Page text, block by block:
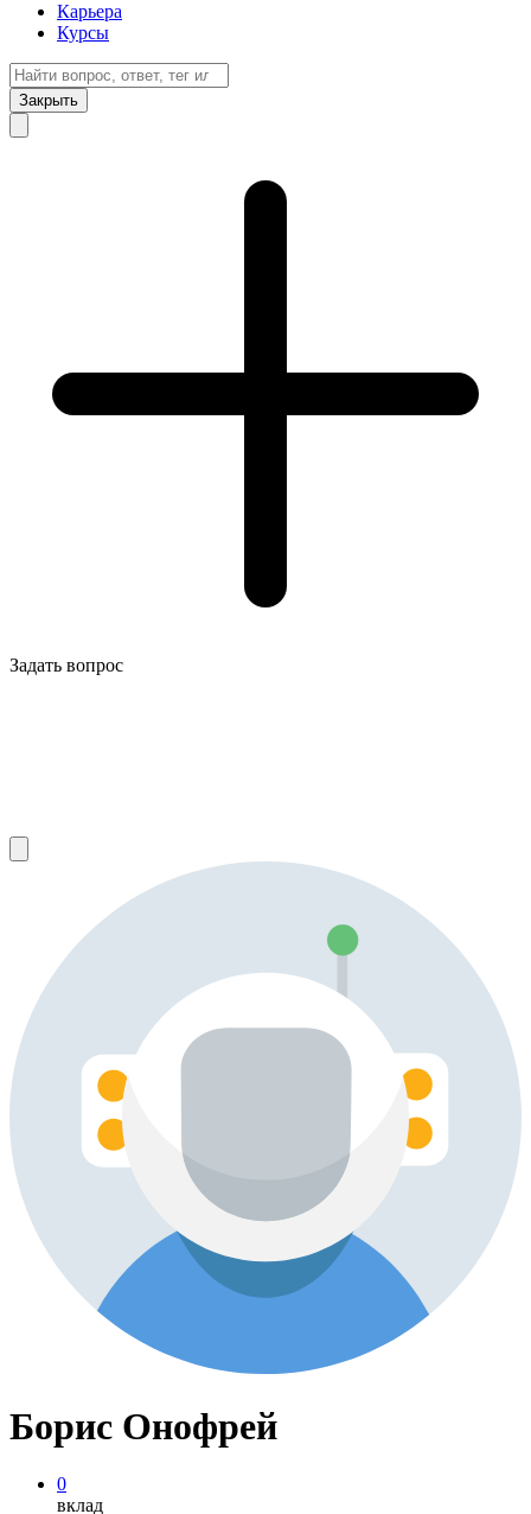
Карьера
Курсы
Закрыть
Задать вопрос
Борис Онофрей
0
вклад